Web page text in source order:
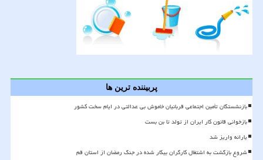
پربیننده ترین ها
بازنشستگان تأمین اجتماعی قربانیان خاموش بی عدالتی در ایام سخت کشور
بازخوانی قانون کار ایران از تولد تا بن بست
یارانه واریز شد
شروع بازگشت به اشتغال کارگران بیکار شده در جنگ رمضان از استان قم